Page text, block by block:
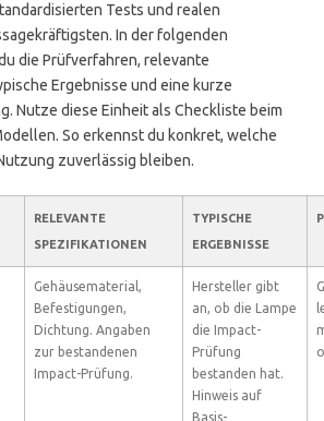
Tests und realen
In der folgenden
die Prüfverfahren, relevante
Ergebnisse und eine kurze
Nutze diese Einheit als Checkliste beim
So erkennst du konkret, welche
zuverlässig bleiben.
RELEVANTE
SPEZIFIKATIONEN
TYPISCHE
ERGEBNISSE
Gehäusematerial,
Befestigungen,
Dichtung. Angaben
zur bestandenen
Impact-Prüfung.
Hersteller gibt
an, ob die Lampe
die Impact-
Prüfung
bestanden hat.
Hinweis auf
Basis-